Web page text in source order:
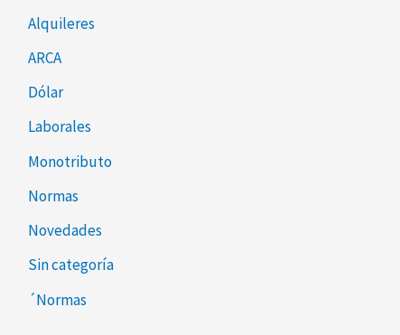
Alquileres
ARCA
Dólar
Laborales
Monotributo
Normas
Novedades
Sin categoría
´Normas